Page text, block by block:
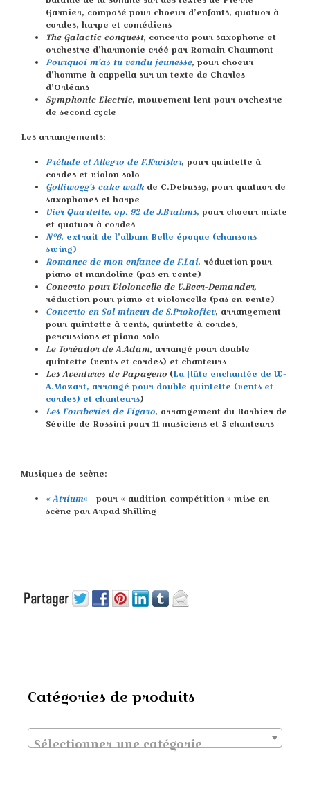
Garnier, composé pour choeur d’enfants, quatuor à
cordes, harpe et comédiens
The Galactic conquest, concerto pour saxophone et
orchestre d’harmonie créé par Romain Chaumont
Pourquoi m’as tu vendu jeunesse, pour choeur
d’homme à cappella sur un texte de Charles
d’Orléans
Symphonic Electric, mouvement lent pour orchestre
de second cycle
Les arrangements:
Prélude et Allegro de F.Kreisler, pour quintette à
cordes et violon solo
Golliwogg’s cake walk de C.Debussy, pour quatuor de
saxophones et harpe
Vier Quartette, op. 92 de J.Brahms, pour choeur mixte
et quatuor à cordes
N°6, extrait de l’album Belle époque (chansons
swing)
Romance de mon enfance de F.Lai, réduction pour
piano et mandoline (pas en vente)
Concerto pour Violoncelle de V.Beer-Demander,
réduction pour piano et violoncelle (pas en vente)
Concerto en Sol mineur de S.Prokofiev, arrangement
pour quintette à vents, quintette à cordes,
percussions et piano solo
Le Toréador de A.Adam, arrangé pour double
quintette (vents et cordes) et chanteurs
Les Aventures de Papageno (La flûte enchantée de W-
A.Mozart, arrangé pour double quintette (vents et
cordes) et chanteurs)
Les Fourberies de Figaro, arrangement du Barbier de
Séville de Rossini pour 11 musiciens et 5 chanteurs
Musiques de scène:
« Atrium«
pour « audition-compétition » mise en
scène par Arpad Shilling
Catégories de produits
Sélectionner une catégorie